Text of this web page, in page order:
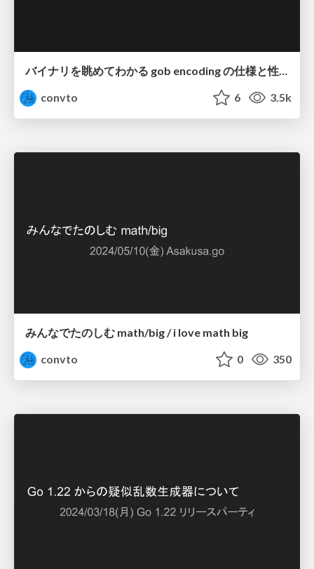
バイナリを眺めてわかる gob encoding の仕様と性質、適切な使い方 / understanding gob encoding
convto
6 3.5k
みんなでたのしむ math/big / i love math big
convto
0 350